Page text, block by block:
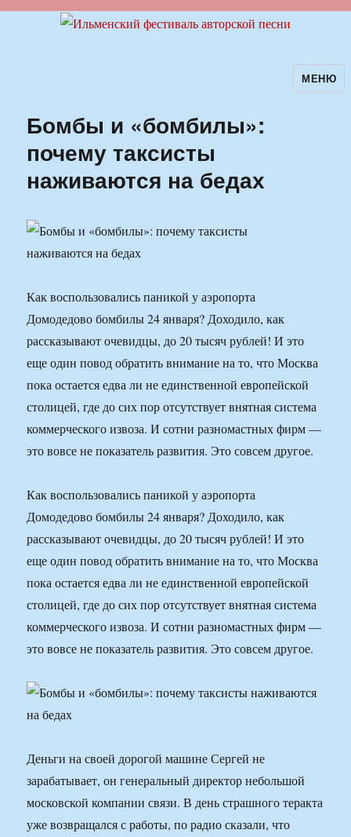
Ильменский фестиваль авторскойМЕНЮ
Бомбы и «бомбилы»:
почему таксисты
наживаются на бедах
Как воспользовались паникой у аэропорта
Домодедово бомбилы 24 января? Доходило, как
рассказывают очевидцы, до 20 тысяч рублей! И это
еще один повод обратить внимание на то, что Москва
пока остается едва ли не единственной европейской
столицей, где до сих пор отсутствует внятная система
коммерческого извоза. И сотни разномастных фирм —
это вовсе не показатель развития. Это совсем другое.
Как воспользовались паникой у аэропорта
Домодедово бомбилы 24 января? Доходило, как
рассказывают очевидцы, до 20 тысяч рублей! И это
еще один повод обратить внимание на то, что Москва
пока остается едва ли не единственной европейской
столицей, где до сих пор отсутствует внятная система
коммерческого извоза. И сотни разномастных фирм —
это вовсе не показатель развития. Это совсем другое.
Деньги на своей дорогой машине Сергей не
зарабатывает, он генеральный директор небольшой
московской компании связи. В день страшного теракта
уже возвращался с работы, по радио сказали, что